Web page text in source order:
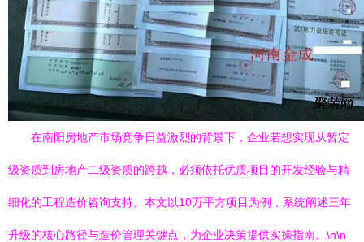
在南阳房地产市场竞争日益激烈的背景下，企业若想实现从暂定
级资质到房地产二级资质的跨越，必须依托优质项目的开发经验与精
细化的工程造价咨询支持。本文以10万平方项目为例，系统阐述三年
升级的核心路径与造价管理关键点，为企业决策提供实操指南。\n\n